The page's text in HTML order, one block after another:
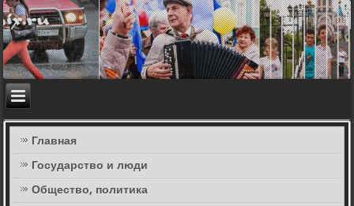
Главная
Государство и люди
Общество, политика